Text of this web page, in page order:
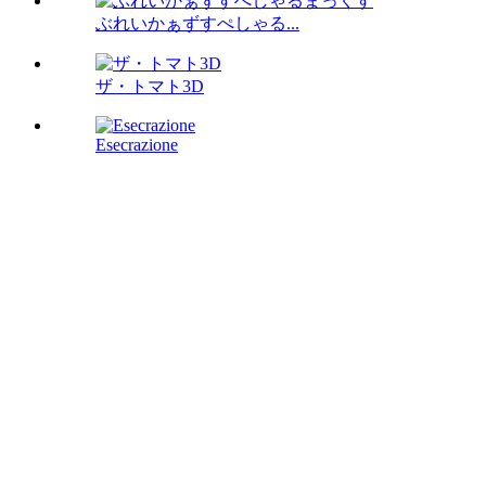
ぶれいかぁずすぺしゃる...
ザ・トマト3D
Esecrazione